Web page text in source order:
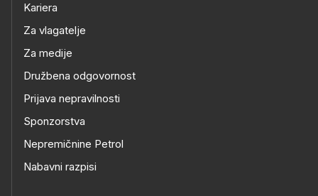
Kariera
Za vlagatelje
Za medije
Družbena odgovornost
Prijava nepravilnosti
Sponzorstva
Nepremičnine Petrol
Nabavni razpisi